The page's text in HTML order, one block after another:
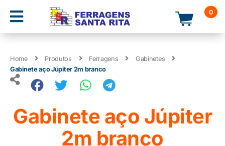
0
Home Produtos Ferragens
Gabinetes
Gabinete aço Júpiter 2m branco
Gabinete aço Júpiter
2m branco